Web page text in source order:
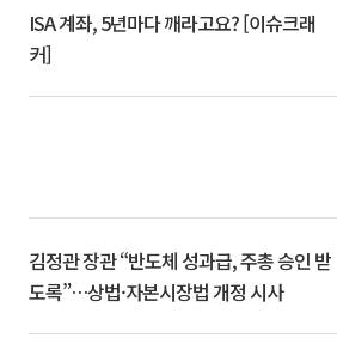
ISA 계좌, 5년마다 깨라고요? [이슈크래
커]
김정관 장관 “반도체 성과급, 주총 승인 받
도록”…상법·자본시장법 개정 시사